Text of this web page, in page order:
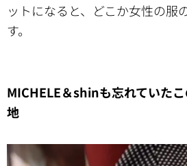
ットになると、どこか女性の服
す。
MICHELE＆shinも忘れていた
地